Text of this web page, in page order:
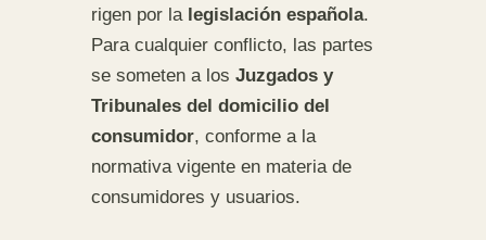
rigen por la legislación española.
Para cualquier conflicto, las partes
se someten a los Juzgados y
Tribunales del domicilio del
consumidor, conforme a la
normativa vigente en materia de
consumidores y usuarios.